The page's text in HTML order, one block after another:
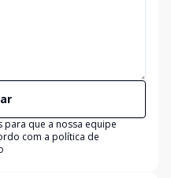
que a nossa equipe
com a política de